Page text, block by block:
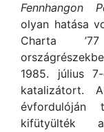
Fennhangon
olyan hatása
Charta
1985. július
katalizátort.
évfordulóján
kifütyülték